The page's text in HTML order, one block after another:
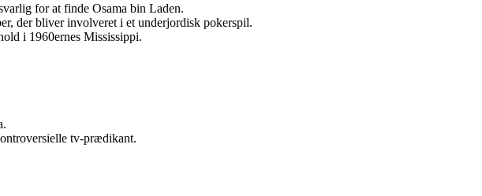
for at finde Osama bin Laden.
der bliver involveret i et underjordisk pokerspil.
i 1960ernes Mississippi.
tv-prædikant.